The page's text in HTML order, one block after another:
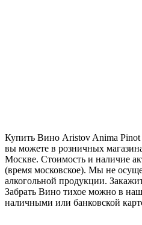
Купить Вино Aristov Anima
вы можете в розничных
Москве. Стоимость и наличие
(время московское). Мы не
алкогольной продукции.
Забрать Вино тихое можно в
наличными или банковской